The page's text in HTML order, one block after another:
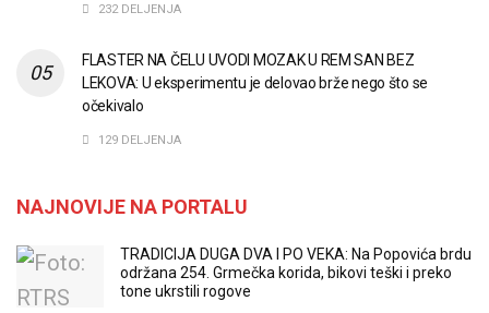
232 DELJENJA
FLASTER NA ČELU UVODI MOZAK U REM SAN BEZ
LEKOVA: U eksperimentu je delovao brže nego što se
očekivalo
129 DELJENJA
NAJNOVIJE NA PORTALU
TRADICIJA DUGA DVA I PO VEKA: Na Popovića brdu
održana 254. Grmečka korida, bikovi teški i preko
tone ukrstili rogove